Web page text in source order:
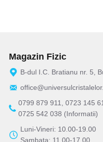
Magazin Fizic
B-dul I.C. Bratianu nr. 5,
0799 879 911, 0723 145
0725 542 038 (Informatii)
Luni-Vineri: 10.00-19.00
Sambata: 11.00-17.00